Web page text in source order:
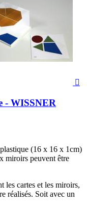

- WISSNER
(16 x 16 x 1cm)
miroirs peuvent être
les cartes et les miroirs,
réalisés. Soit avec un